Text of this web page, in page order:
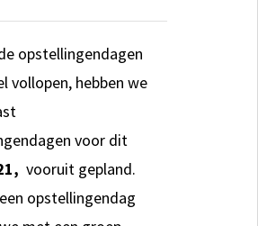
opstellingendagen
vollopen, hebben we
voor dit
vooruit gepland.
opstellingendag